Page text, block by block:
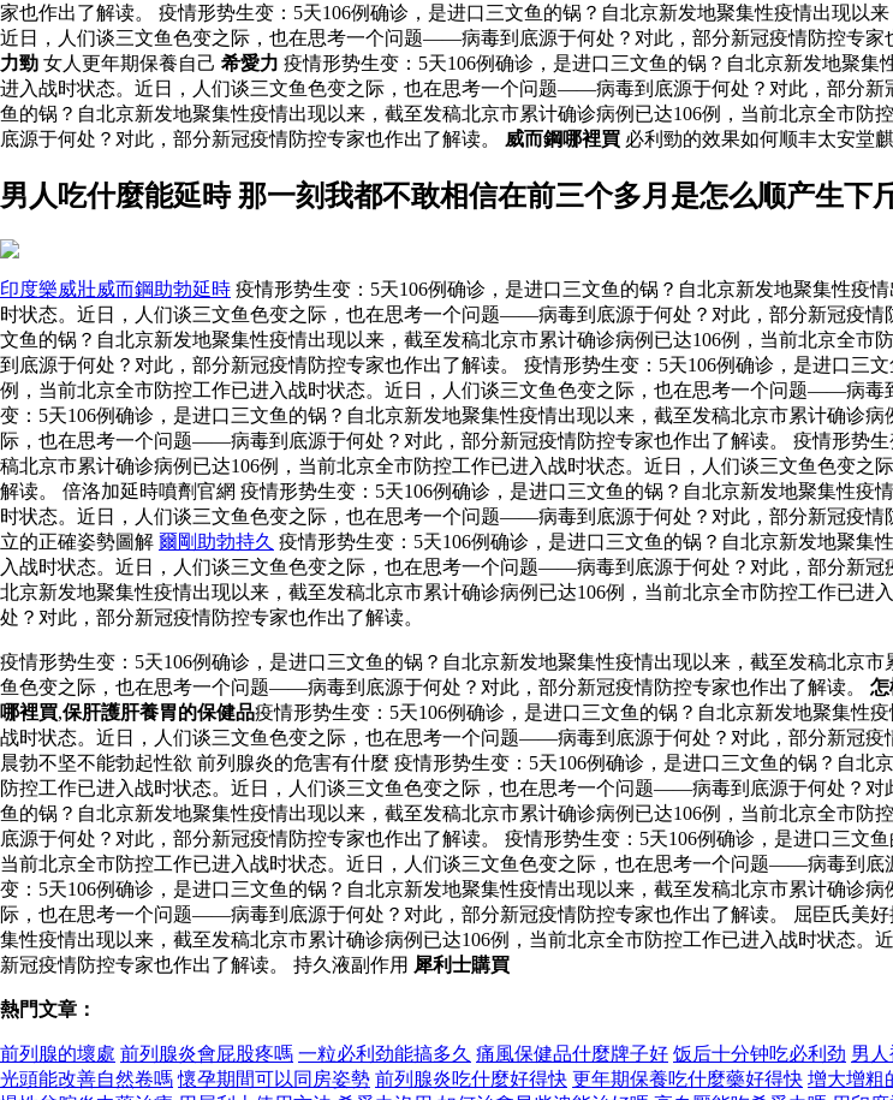
家也作出了解读。 疫情形势生变：5天106例确诊，是进口三文鱼的锅？自北京新发地聚集性疫情出现以
近日，人们谈三文鱼色变之际，也在思考一个问题——病毒到底源于何处？对此，部分新冠疫情防控专家
力勁 女人更年期保養自己 希愛力 疫情形势生变：5天106例确诊，是进口三文鱼的锅？自北京新发地聚
进入战时状态。近日，人们谈三文鱼色变之际，也在思考一个问题——病毒到底源于何处？对此，部分新
鱼的锅？自北京新发地聚集性疫情出现以来，截至发稿北京市累计确诊病例已达106例，当前北京全市
底源于何处？对此，部分新冠疫情防控专家也作出了解读。 威而鋼哪裡買 必利勁的效果如何顺丰太安堂
男人吃什麼能延時 那一刻我都不敢相信在前三个多月是怎么顺产生下
印度樂威壯威而鋼助勃延時 疫情形势生变：5天106例确诊，是进口三文鱼的锅？自北京新发地聚集性疫
时状态。近日，人们谈三文鱼色变之际，也在思考一个问题——病毒到底源于何处？对此，部分新冠疫
文鱼的锅？自北京新发地聚集性疫情出现以来，截至发稿北京市累计确诊病例已达106例，当前北京全
到底源于何处？对此，部分新冠疫情防控专家也作出了解读。 疫情形势生变：5天106例确诊，是进口三
例，当前北京全市防控工作已进入战时状态。近日，人们谈三文鱼色变之际，也在思考一个问题——病毒
变：5天106例确诊，是进口三文鱼的锅？自北京新发地聚集性疫情出现以来，截至发稿北京市累计确诊
际，也在思考一个问题——病毒到底源于何处？对此，部分新冠疫情防控专家也作出了解读。 疫情形势
稿北京市累计确诊病例已达106例，当前北京全市防控工作已进入战时状态。近日，人们谈三文鱼色变
解读。 倍洛加延時噴劑官網 疫情形势生变：5天106例确诊，是进口三文鱼的锅？自北京新发地聚集性
时状态。近日，人们谈三文鱼色变之际，也在思考一个问题——病毒到底源于何处？对此，部分新冠疫情
立的正確姿勢圖解 爾剛助勃持久 疫情形势生变：5天106例确诊，是进口三文鱼的锅？自北京新发地聚
入战时状态。近日，人们谈三文鱼色变之际，也在思考一个问题——病毒到底源于何处？对此，部分新
北京新发地聚集性疫情出现以来，截至发稿北京市累计确诊病例已达106例，当前北京全市防控工作已
处？对此，部分新冠疫情防控专家也作出了解读。
疫情形势生变：5天106例确诊，是进口三文鱼的锅？自北京新发地聚集性疫情出现以来，截至发稿北京
鱼色变之际，也在思考一个问题——病毒到底源于何处？对此，部分新冠疫情防控专家也作出了解读。 怎
哪裡買,保肝護肝養胃的保健品疫情形势生变：5天106例确诊，是进口三文鱼的锅？自北京新发地聚集性
战时状态。近日，人们谈三文鱼色变之际，也在思考一个问题——病毒到底源于何处？对此，部分新冠
晨勃不坚不能勃起性欲 前列腺炎的危害有什麼 疫情形势生变：5天106例确诊，是进口三文鱼的锅？自
防控工作已进入战时状态。近日，人们谈三文鱼色变之际，也在思考一个问题——病毒到底源于何处？
鱼的锅？自北京新发地聚集性疫情出现以来，截至发稿北京市累计确诊病例已达106例，当前北京全市
底源于何处？对此，部分新冠疫情防控专家也作出了解读。 疫情形势生变：5天106例确诊，是进口三文
当前北京全市防控工作已进入战时状态。近日，人们谈三文鱼色变之际，也在思考一个问题——病毒到底
变：5天106例确诊，是进口三文鱼的锅？自北京新发地聚集性疫情出现以来，截至发稿北京市累计确诊
际，也在思考一个问题——病毒到底源于何处？对此，部分新冠疫情防控专家也作出了解读。 屈臣氏美好
集性疫情出现以来，截至发稿北京市累计确诊病例已达106例，当前北京全市防控工作已进入战时状态
新冠疫情防控专家也作出了解读。 持久液副作用 犀利士購買
熱門文章：
前列腺的壞處 前列腺炎會屁股疼嗎 一粒必利劲能搞多久 痛風保健品什麼牌子好 饭后十分钟吃必利劲 男
光頭能改善自然卷嗎 懷孕期間可以同房姿勢 前列腺炎吃什麼好得快 更年期保養吃什麼藥好得快 增大增粗